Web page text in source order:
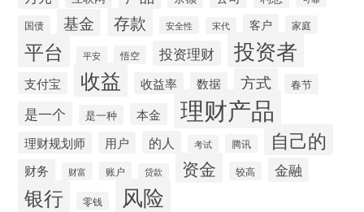
国债 基金 存款 安全性 宋代 客户 家庭
平台 平安 悟空 投资理财 投资者
支付宝 收益 收益率 数据 方式 春节
是一个 是一种 本金 理财产品
理财规划师 用户 的人 考试 腾讯 自己的
财务 财富 账户 贷款 资金 较高 金融
银行 零钱 风险